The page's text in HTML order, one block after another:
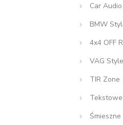
Car Audio
BMW
4x4 OFF
VAG Style
TIR Zone
Tekstowe
Śmieszne